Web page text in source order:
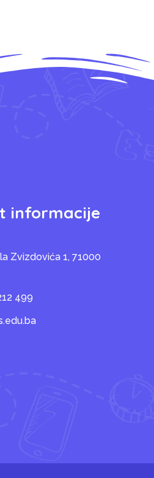
informacije
Zvizdovića 1, 71000
499